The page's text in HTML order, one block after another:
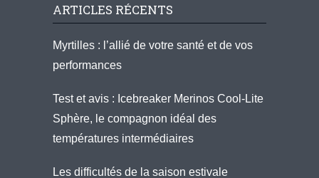
ARTICLES RÉCENTS
Myrtilles : l’allié de votre santé et de vos
performances
Test et avis : Icebreaker Merinos Cool-Lite
Sphère, le compagnon idéal des
températures intermédiaires
Les difficultés de la saison estivale